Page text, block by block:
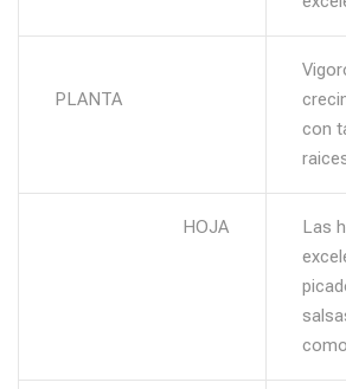
PLANTA
con
HOJA
Las